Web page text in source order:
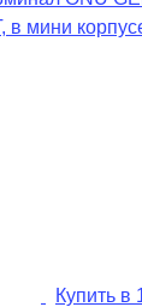
Купить в